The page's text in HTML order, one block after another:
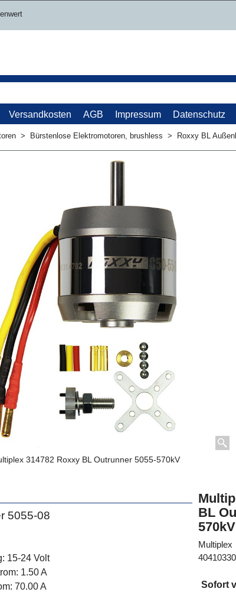
Versandkosten AGB Impressum
Datenschutz
> Bürstenlose Elektromotoren, brushless > Roxxy BL
314782 Roxxy BL Outrunner 5055-570kV
BL
570kV
Multiplex
€
5055-08
15-24 Volt
1.50 A
70.00 A